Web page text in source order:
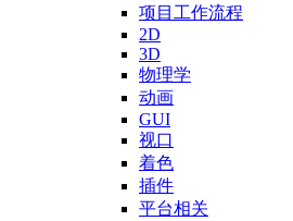
项目工作流程
2D
3D
物理学
动画
GUI
视口
着色
插件
平台相关